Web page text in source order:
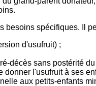
besoins spécifiques. Il
d'usufruit) ;
décès sans postérité
donner l'usufruit à ses
aux petits-enfants